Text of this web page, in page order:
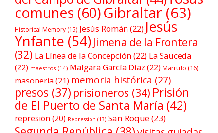
comunes (60)Gibraltar(63)
Historical Memory (15) Jesús Román(22) Jesús
Ynfante (54) Jimena de la Frontera
(32) La Línea de la Concepción(22) La Sauceda
(22) maestros (14) Malgara García Díaz (22) Marrufo (16)
masonería (21) memoria histórica (27)
presos (37) prisioneros (34) Prisión
de El Puerto de Santa María (42)
represión (20) Repression (13) San Roque(23)